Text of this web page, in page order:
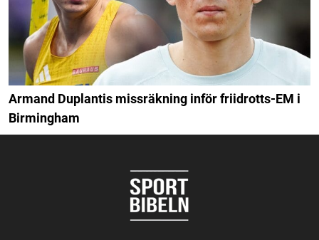
Armand Duplantis missräkning inför friidrotts-EM i
Birmingham